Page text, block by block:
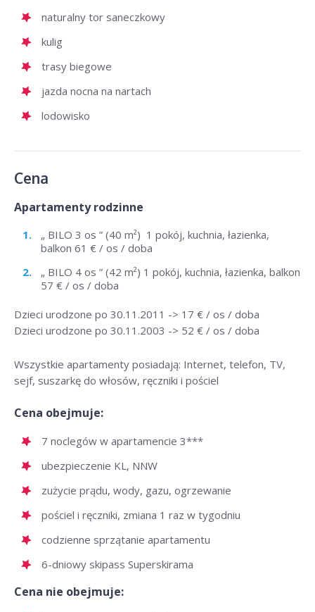
naturalny tor saneczkowy
kulig
trasy biegowe
jazda nocna na nartach
lodowisko
Cena
Apartamenty rodzinne
„ BILO 3 os ” (40 m²) 1 pokój, kuchnia, łazienka,
balkon 61 € / os / doba
„ BILO 4 os ” (42 m²) 1 pokój, kuchnia, łazienka, balkon
57 € / os / doba
Dzieci urodzone po 30.11.2011 -> 17 € / os / doba
Dzieci urodzone po 30.11.2003 -> 52 € / os / doba
Wszystkie apartamenty posiadają: Internet, telefon, TV,
sejf, suszarkę do włosów, ręczniki i pościel
Cena obejmuje:
7 noclegów w apartamencie 3***
ubezpieczenie KL, NNW
zużycie prądu, wody, gazu, ogrzewanie
pościel i ręczniki, zmiana 1 raz w tygodniu
codzienne sprzątanie apartamentu
6-dniowy skipass Superskirama
Cena nie obejmuje: